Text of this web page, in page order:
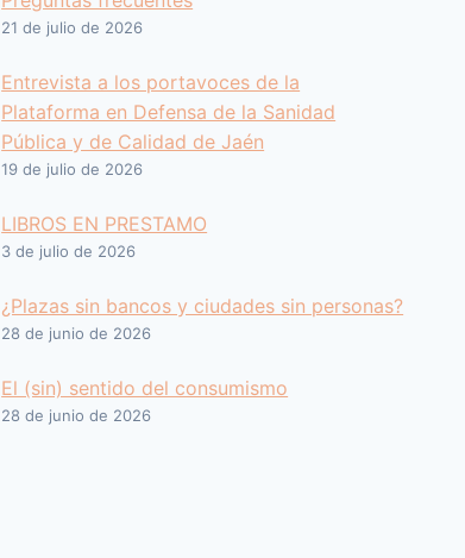
21 de julio de 2026
Entrevista a los portavoces de la
Plataforma en Defensa de la Sanidad
Pública y de Calidad de Jaén
19 de julio de 2026
LIBROS EN PRESTAMO
3 de julio de 2026
¿Plazas sin bancos y ciudades sin personas?
28 de junio de 2026
El (sin) sentido del consumismo
28 de junio de 2026